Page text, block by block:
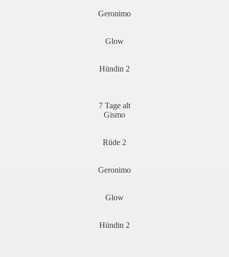
Geronimo
Glow
Hündin 2
7 Tage alt
Gismo
Rüde 2
Geronimo
Glow
Hündin 2